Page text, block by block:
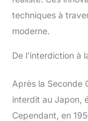
techniques à
moderne.
De l’interdiction à
Après la Seconde
interdit au Japon,
Cependant, en